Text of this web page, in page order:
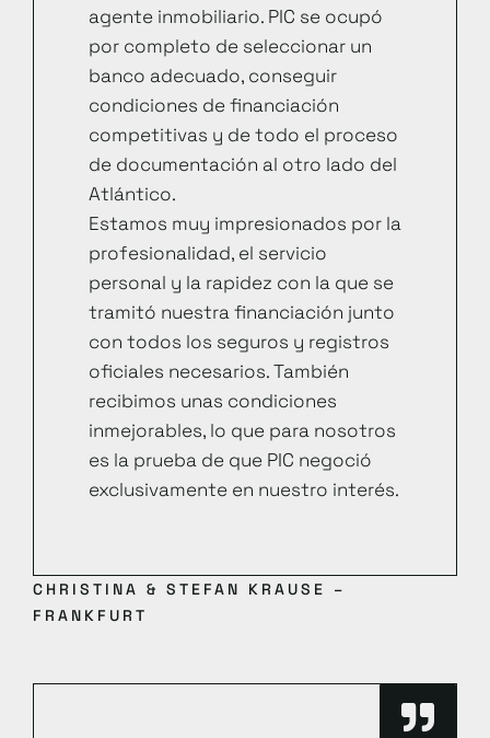
agente inmobiliario. PIC se ocupó
por completo de seleccionar un
banco adecuado, conseguir
condiciones de financiación
competitivas y de todo el proceso
de documentación al otro lado del
Atlántico.
Estamos muy impresionados por la
profesionalidad, el servicio
personal y la rapidez con la que se
tramitó nuestra financiación junto
con todos los seguros y registros
oficiales necesarios. También
recibimos unas condiciones
inmejorables, lo que para nosotros
es la prueba de que PIC negoció
exclusivamente en nuestro interés.
CHRISTINA & STEFAN KRAUSE –
FRANKFURT